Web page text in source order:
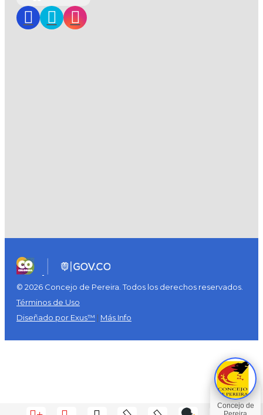
© 2026 Concejo de Pereira. Todos los derechos reservados.
Términos de Uso
Diseñado por Exus™ | Más Info